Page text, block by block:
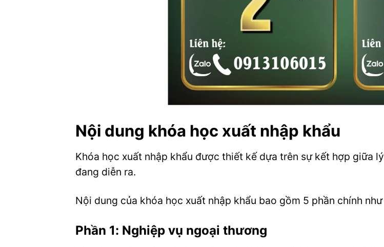
Nội dung khóa học xuất nhập khẩu
Khóa học xuất nhập khẩu được thiết kế dựa trên sự kết hợp giữa
đang diễn ra.
Nội dung của khóa học xuất nhập khẩu bao gồm 5 phần chính như
Phần 1: Nghiệp vụ ngoại thương